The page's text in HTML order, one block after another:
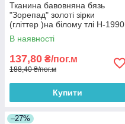
Тканина бавовняна бязь
"Зорепад" золоті зірки
(гліттер )на білому тлі Н-1990
В наявності
137,80 ₴/пог.м
188,40 ₴/пог.м
Купити
–27%